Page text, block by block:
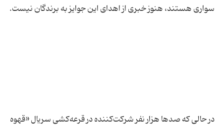
در حالی كه صدها هزار نفر شركت‌كننده در قرعه‌كشی سریال «قهوه